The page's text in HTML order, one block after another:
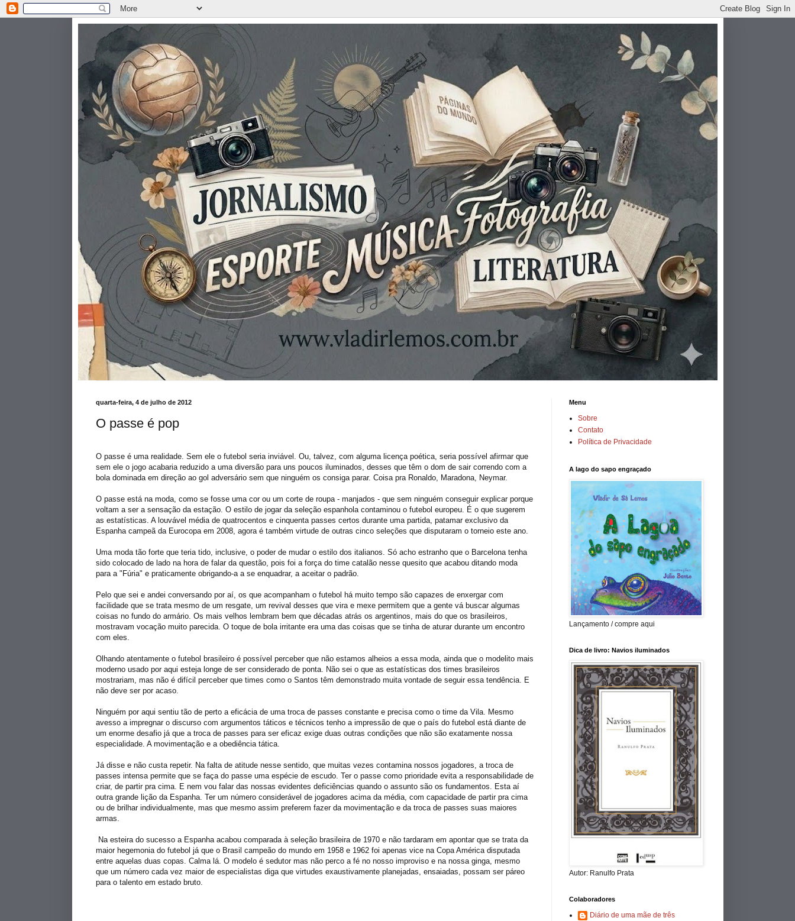
quarta-feira, 4 de julho de 2012
O passe é pop
O passe é uma realidade. Sem ele o futebol seria inviável. Ou, talvez, com alguma licença poética, seria possível afirmar que
sem ele o jogo acabaria reduzido a uma diversão para uns poucos iluminados, desses que têm o dom de sair correndo com a
bola dominada em direção ao gol adversário sem que ninguém os consiga parar. Coisa pra Ronaldo, Maradona, Neymar.
O passe está na moda, como se fosse uma cor ou um corte de roupa - manjados - que sem ninguém conseguir explicar porque
voltam a ser a sensação da estação. O estilo de jogar da seleção espanhola contaminou o futebol europeu. É o que sugerem
as estatísticas. A louvável média de quatrocentos e cinquenta passes certos durante uma partida, patamar exclusivo da
Espanha campeã da Eurocopa em 2008, agora é também virtude de outras cinco seleções que disputaram o torneio este ano.
Uma moda tão forte que teria tido, inclusive, o poder de mudar o estilo dos italianos. Só acho estranho que o Barcelona tenha
sido colocado de lado na hora de falar da questão, pois foi a força do time catalão nesse quesito que acabou ditando moda
para a "Fúria" e praticamente obrigando-a a se enquadrar, a aceitar o padrão.
Pelo que sei e andei conversando por aí, os que acompanham o futebol há muito tempo são capazes de enxergar com
facilidade que se trata mesmo de um resgate, um revival desses que vira e mexe permitem que a gente vá buscar algumas
coisas no fundo do armário. Os mais velhos lembram bem que décadas atrás os argentinos, mais do que os brasileiros,
mostravam vocação muito parecida. O toque de bola irritante era uma das coisas que se tinha de aturar durante um encontro
com eles.
Olhando atentamente o futebol brasileiro é possível perceber que não estamos alheios a essa moda, ainda que o modelito mais
moderno usado por aqui esteja longe de ser considerado de ponta. Não sei o que as estatísticas dos times brasileiros
mostrariam, mas não é difícil perceber que times como o Santos têm demonstrado muita vontade de seguir essa tendência. E
não deve ser por acaso.
Ninguém por aqui sentiu tão de perto a eficácia de uma troca de passes constante e precisa como o time da Vila. Mesmo
avesso a impregnar o discurso com argumentos táticos e técnicos tenho a impressão de que o país do futebol está diante de
um enorme desafio já que a troca de passes para ser eficaz exige duas outras condições que não são exatamente nossa
especialidade. A movimentação e a obediência tática.
Já disse e não custa repetir. Na falta de atitude nesse sentido, que muitas vezes contamina nossos jogadores, a troca de
passes intensa permite que se faça do passe uma espécie de escudo. Ter o passe como prioridade evita a responsabilidade de
criar, de partir pra cima. E nem vou falar das nossas evidentes deficiências quando o assunto são os fundamentos. Esta aí
outra grande lição da Espanha. Ter um número considerável de jogadores acima da média, com capacidade de partir pra cima
ou de brilhar individualmente, mas que mesmo assim preferem fazer da movimentação e da troca de passes suas maiores
armas.
Na esteira do sucesso a Espanha acabou comparada à seleção brasileira de 1970 e não tardaram em apontar que se trata da
maior hegemonia do futebol já que o Brasil campeão do mundo em 1958 e 1962 foi apenas vice na Copa América disputada
entre aquelas duas copas. Calma lá. O modelo é sedutor mas não perco a fé no nosso improviso e na nossa ginga, mesmo
que um número cada vez maior de especialistas diga que virtudes exaustivamente planejadas, ensaiadas, possam ser páreo
para o talento em estado bruto.
Menu
Sobre
Contato
Política de Privacidade
A lago do sapo engraçado
Lançamento / compre aqui
Dica de livro: Navios iluminados
Autor: Ranulfo Prata
Colaboradores
Diário de uma mãe de três